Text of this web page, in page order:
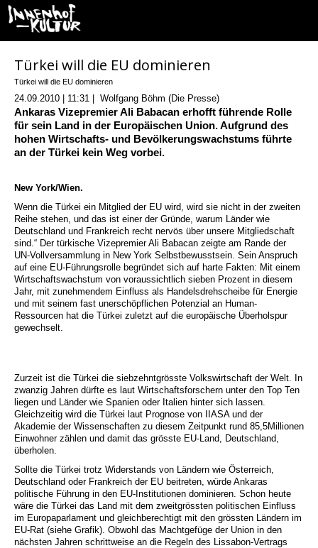
Türkei will die EU dominieren
Türkei will die EU dominieren
24.09.2010 | 11:31 | Wolfgang Böhm (Die Presse)
Ankaras Vizepremier Ali Babacan erhofft führende Rolle
für sein Land in der Europäischen Union. Aufgrund des
hohen Wirtschafts- und Bevölkerungswachstums führte
an der Türkei kein Weg vorbei.
New York/Wien.
Wenn die Türkei ein Mitglied der EU wird, wird sie nicht in der zweiten
Reihe stehen, und das ist einer der Gründe, warum Länder wie
Deutschland und Frankreich recht nervös über unsere Mitgliedschaft
sind.“ Der türkische Vizepremier Ali Babacan zeigte am Rande der
UN-Vollversammlung in New York Selbstbewusstsein. Sein Anspruch
auf eine EU-Führungsrolle begründet sich auf harte Fakten: Mit einem
Wirtschaftswachstum von voraussichtlich sieben Prozent in diesem
Jahr, mit zunehmendem Einfluss als Handelsdrehscheibe für Energie
und mit seinem fast unerschöpflichen Potenzial an Human-
Ressourcen hat die Türkei zuletzt auf die europäische Überholspur
gewechselt.
Zurzeit ist die Türkei die siebzehntgrösste Volkswirtschaft der Welt. In
zwanzig Jahren dürfte es laut Wirtschaftsforschern unter den Top Ten
liegen und Länder wie Spanien oder Italien hinter sich lassen.
Gleichzeitig wird die Türkei laut Prognose von IIASA und der
Akademie der Wissenschaften zu diesem Zeitpunkt rund 85,5Millionen
Einwohner zählen und damit das grösste EU-Land, Deutschland,
überholen.
Sollte die Türkei trotz Widerstands von Ländern wie Österreich,
Deutschland oder Frankreich der EU beitreten, würde Ankaras
politische Führung in den EU-Institutionen dominieren. Schon heute
wäre die Türkei das Land mit dem zweitgrössten politischen Einfluss
im Europaparlament und gleichberechtigt mit den grössten Ländern im
EU-Rat (siehe Grafik). Obwohl das Machtgefüge der Union in den
nächsten Jahren schrittweise an die Regeln des Lissabon-Vertrags